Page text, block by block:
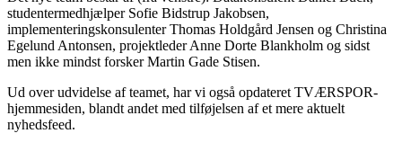
studentermedhjælper Sofie Bidstrup Jakobsen,
implementeringskonsulenter Thomas Holdgård Jensen og Christina
Egelund Antonsen, projektleder Anne Dorte Blankholm og sidst
men ikke mindst forsker Martin Gade Stisen.
Ud over udvidelse af teamet, har vi også opdateret TVÆRSPOR-
hjemmesiden, blandt andet med tilføjelsen af et mere aktuelt
nyhedsfeed.